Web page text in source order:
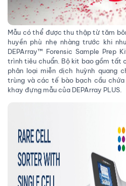
Mẫu có thể được thu thập từ tăm
huyền phù nhẹ nhàng trước khi
DEPArray™ Forensic Sample Prep
trình tiêu chuẩn. Bộ kit bao gồm tất
phân loại miễn dịch huỳnh quang
trùng và các tế bào bạch cầu
khay đựng mẫu của DEPArray PLUS.